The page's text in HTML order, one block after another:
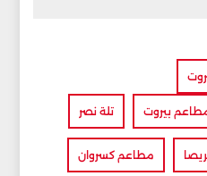
بيروت تلة نصر
مطاعم كسروان